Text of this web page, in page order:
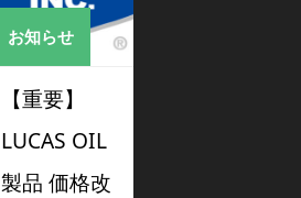
お知らせ
【重要】
LUCAS OIL
製品 価格改